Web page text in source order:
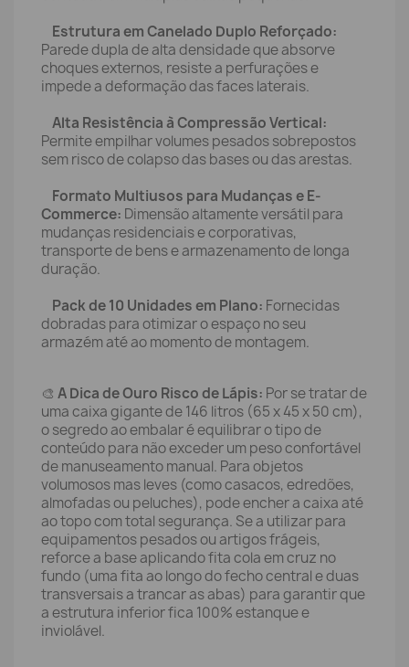
Estrutura em Canelado Duplo Reforçado:
Parede dupla de alta densidade que absorve
choques externos, resiste a perfurações e
impede a deformação das faces laterais.
Alta Resistência à Compressão Vertical:
Permite empilhar volumes pesados sobrepostos
sem risco de colapso das bases ou das arestas.
Formato Multiusos para Mudanças e E-
Commerce: Dimensão altamente versátil para
mudanças residenciais e corporativas,
transporte de bens e armazenamento de longa
duração.
Pack de 10 Unidades em Plano: Fornecidas
dobradas para otimizar o espaço no seu
armazém até ao momento de montagem.
🎨 A Dica de Ouro Risco de Lápis: Por se tratar de
uma caixa gigante de 146 litros (65 x 45 x 50 cm),
o segredo ao embalar é equilibrar o tipo de
conteúdo para não exceder um peso confortável
de manuseamento manual. Para objetos
volumosos mas leves (como casacos, edredões,
almofadas ou peluches), pode encher a caixa até
ao topo com total segurança. Se a utilizar para
equipamentos pesados ou artigos frágeis,
reforce a base aplicando fita cola em cruz no
fundo (uma fita ao longo do fecho central e duas
transversais a trancar as abas) para garantir que
a estrutura inferior fica 100% estanque e
inviolável.